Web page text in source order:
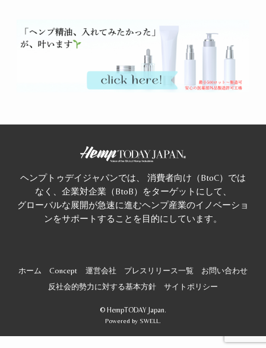
ヘンプトゥデイジャパンでは、 消費者向け（BtoC）では
なく、企業対企業（BtoB）をターゲットにして、
グローバルな展開が急速に進むヘンプ産業のイノベーショ
ンをサポートすることを目的にしています。
ホーム Concept 運営会社 プレスリリース一覧
お問い合わせ
反社会的勢力に対する基本方針
サイトポリシー
© HempTODAY Japan.
Powered by SWELL.